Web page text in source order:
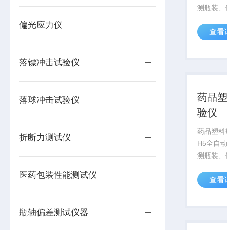
偏光应力仪
落镖冲击试验仪
落球冲击试验仪
折断力测试仪
医药包装性能测试仪
瓶轴偏差测试仪器
测瓶装
启及旋
试，是
查看
药品
验仪
药品塑
H5全自
测瓶装
启及旋
试，是
查看